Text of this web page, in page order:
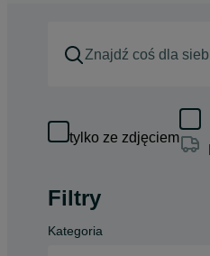
tylko ze zdjęciem
Filtry
Kategoria